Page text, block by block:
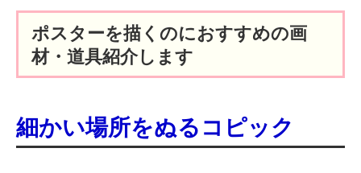
ポスターを描くのにおすすめの画
材・道具紹介します
細かい場所をぬるコピック